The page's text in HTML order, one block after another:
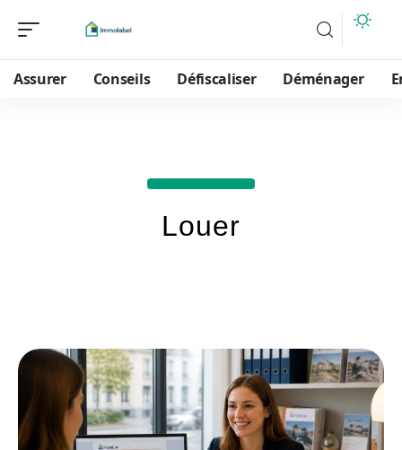
Assurer Conseils Défiscaliser Déménager
Louer